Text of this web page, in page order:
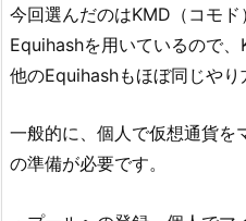
今回選んだのはKMD（コモ
Equihashを用いているので、
他のEquihashもほぼ同じやり
一般的に、個人で仮想通貨を
の準備が必要です。